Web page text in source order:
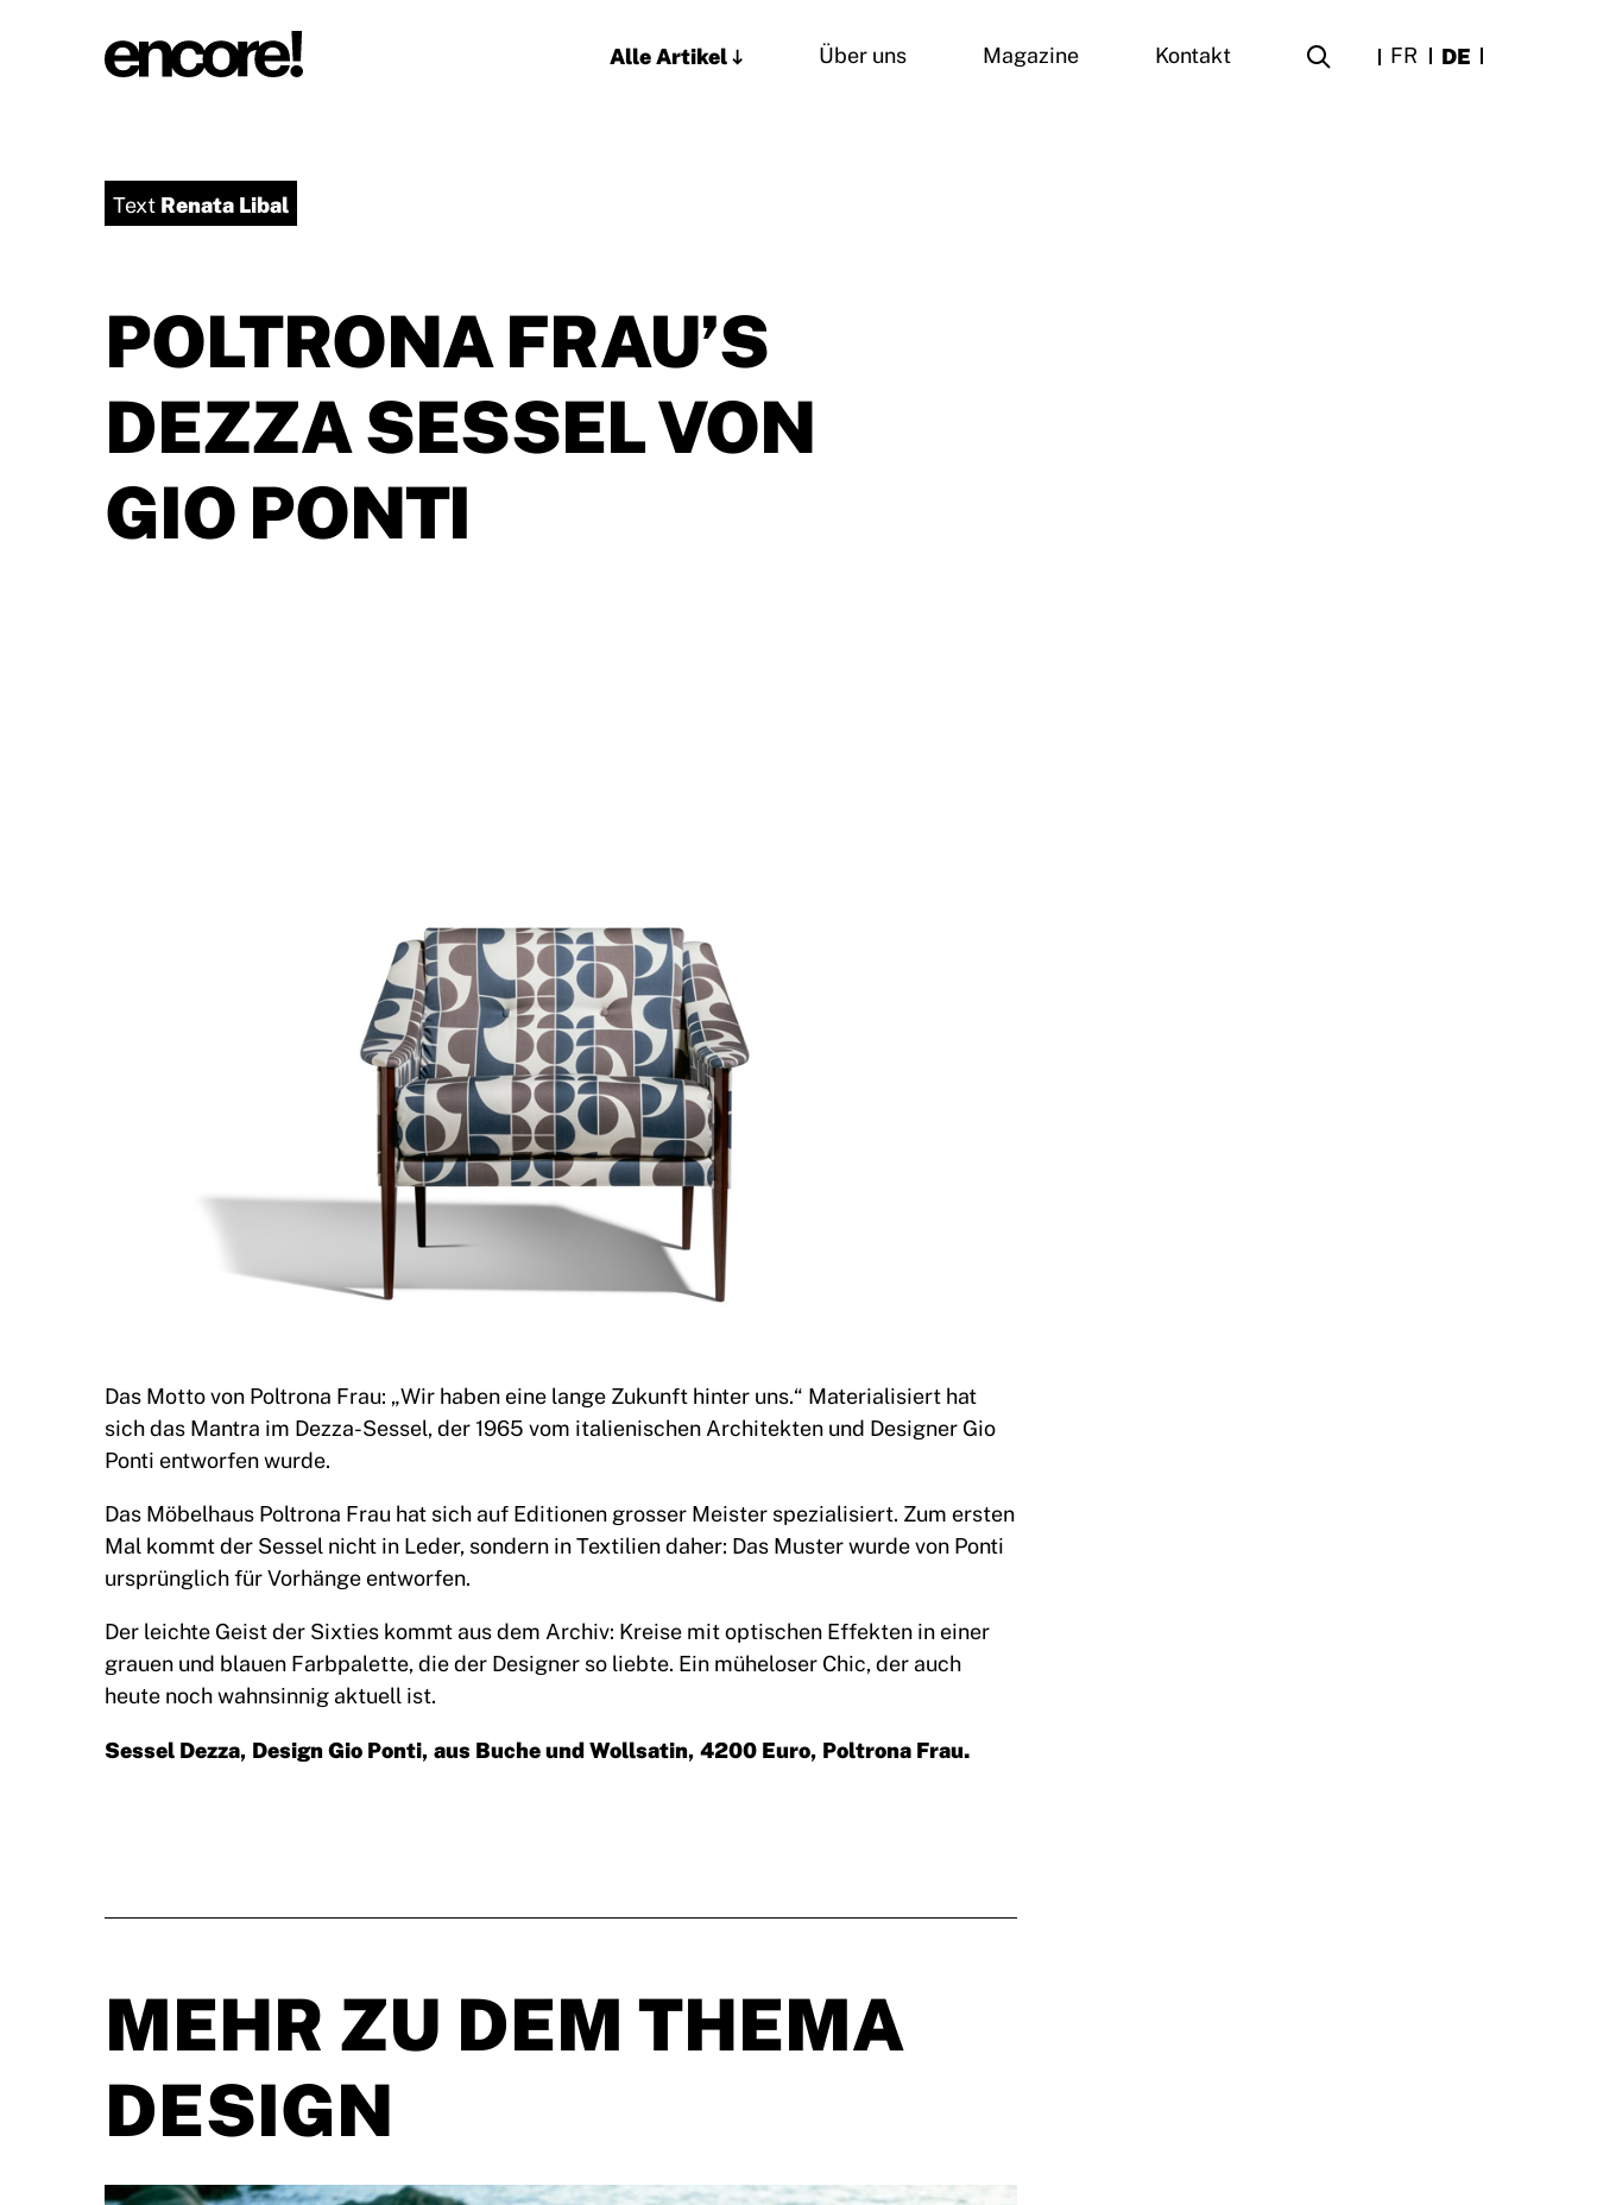
Alle Artikel Über uns Magazine Kontakt FR DE
Text Renata Libal
POLTRONA FRAU’S
DEZZA SESSEL VON
GIO PONTI
Das Motto von Poltrona Frau: „Wir haben eine lange Zukunft hinter uns.“ Materialisiert hat
sich das Mantra im Dezza-Sessel, der 1965 vom italienischen Architekten und Designer Gio
Ponti entworfen wurde.
Das Möbelhaus Poltrona Frau hat sich auf Editionen grosser Meister spezialisiert. Zum ersten
Mal kommt der Sessel nicht in Leder, sondern in Textilien daher: Das Muster wurde von Ponti
ursprünglich für Vorhänge entworfen.
Der leichte Geist der Sixties kommt aus dem Archiv: Kreise mit optischen Effekten in einer
grauen und blauen Farbpalette, die der Designer so liebte. Ein müheloser Chic, der auch
heute noch wahnsinnig aktuell ist.
Sessel Dezza, Design Gio Ponti, aus Buche und Wollsatin, 4200 Euro, Poltrona Frau.
MEHR ZU DEM THEMA
DESIGN